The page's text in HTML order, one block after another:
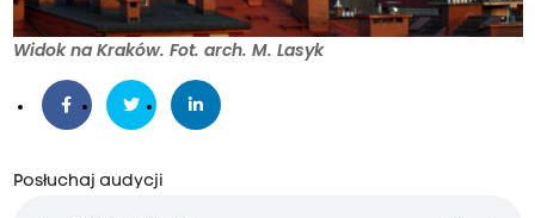
Widok na Kraków. Fot. arch. M. Lasyk
Posłuchaj audycji